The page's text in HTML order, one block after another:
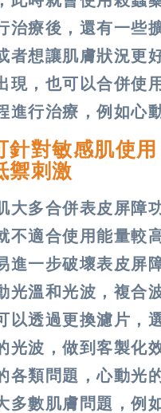
治療後，還有一些
者想讓肌膚狀況更
現，也可以合併使
進行治療，例如心動
針對敏感肌使
禦刺激
大多合併表皮屏障
不適合使用能量較
進一步破壞表皮屏
光溫和光波，複合
以透過更換濾片，
光波，做到客製化
各類問題，心動光
多數肌膚問題，例